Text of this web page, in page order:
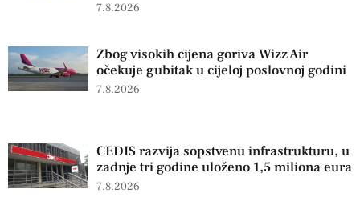
7.8.2026
Zbog visokih cijena goriva Wizz Air
očekuje gubitak u cijeloj poslovnoj godini
7.8.2026
CEDIS razvija sopstvenu infrastrukturu, u
zadnje tri godine uloženo 1,5 miliona eura
7.8.2026